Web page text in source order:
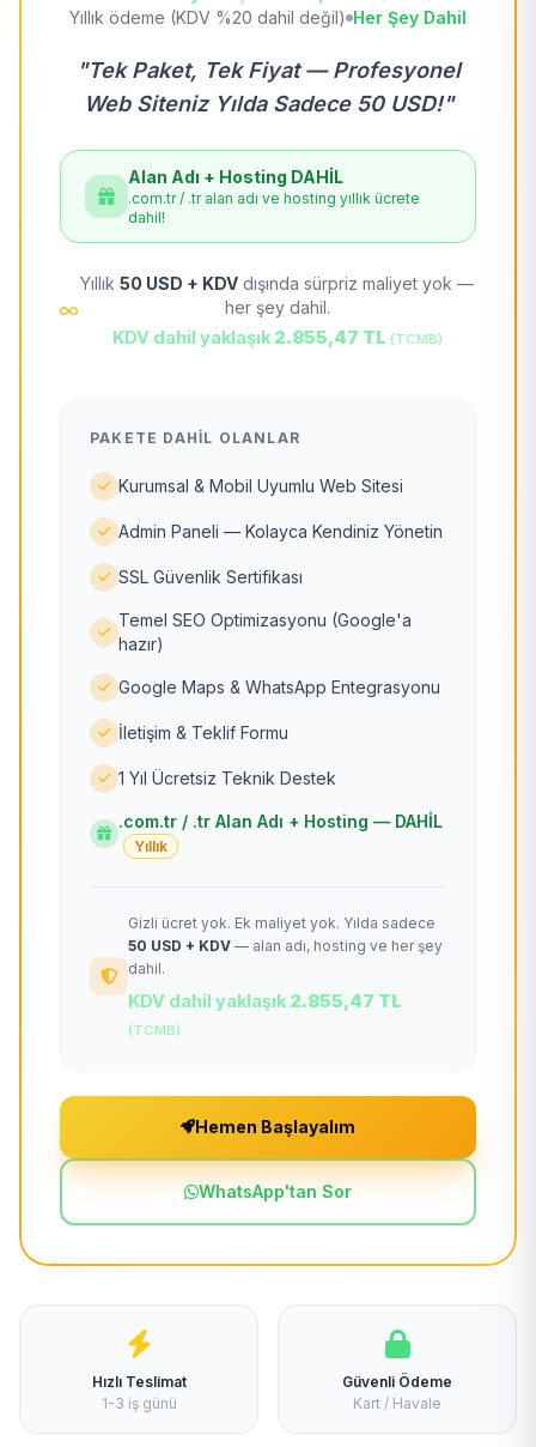
Yıllık ödeme (KDV %20 dahil değil) Her Şey Dahil
"Tek Paket, Tek Fiyat — Profesyonel
Web Siteniz Yılda Sadece 50 USD!"
Alan Adı + Hosting DAHİL
.com.tr / .tr alan adı ve hosting yıllık ücrete
dahil!
Yıllık 50 USD + KDV dışında sürpriz maliyet yok —
her şey dahil.
KDV dahil yaklaşık 2.855,47 TL (TCMB)
PAKETE DAHIL OLANLAR
Kurumsal & Mobil Uyumlu Web Sitesi
Admin Paneli — Kolayca Kendiniz Yönetin
SSL Güvenlik Sertifikası
Temel SEO Optimizasyonu (Google'a
hazır)
Google Maps & WhatsApp Entegrasyonu
İletişim & Teklif Formu
1 Yıl Ücretsiz Teknik Destek
.com.tr / .tr Alan Adı + Hosting — DAHİL
Yıllık
Gizli ücret yok. Ek maliyet yok. Yılda sadece
50 USD + KDV — alan adı, hosting ve her şey
dahil.
KDV dahil yaklaşık 2.855,47 TL
(TCMB)
Hemen Başlayalım
WhatsApp'tan Sor
Hızlı Teslimat
1-3 iş günü
Güvenli Ödeme
Kart / Havale